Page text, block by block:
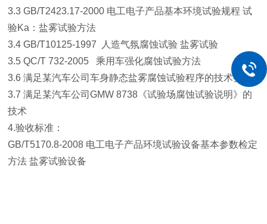
3.3 GB/T2423.17-2000 电工电子产品基本环境试验规程 试
验Ka：盐雾试验方法
3.4 GB/T10125-1997 人造气氛腐蚀试验 盐雾试验
3.5 QC/T 732-2005 乘用车强化腐蚀试验方法
3.6 满足某汽车公司车身静态盐雾腐蚀试验程序的技术要求
3.7 满足某汽车公司GMW 8738《试验场腐蚀试验说明》的
技术
4.验收标准：
GB/T5170.8-2008 电工电子产品环境试验设备基本参数检定
方法 盐雾试验设备